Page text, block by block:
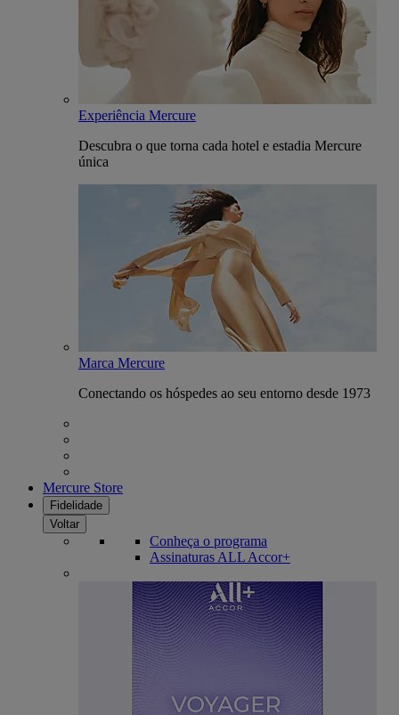
Experiência Mercure
Descubra o que torna cada hotel e estadia Mercure
única
Marca Mercure
Conectando os hóspedes ao seu entorno desde 1973
Mercure Store
Fidelidade
Voltar
Conheça o programa
Assinaturas ALL Accor+